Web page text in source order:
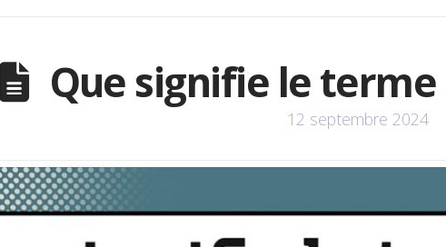
Que signifie le terme
12 septembre 2024